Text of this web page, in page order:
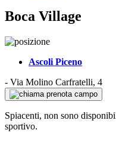
Boca Village
Ascoli Piceno
- Via Molino Carfratelli, 4
prenota campo
Spiacenti, non sono
sportivo.